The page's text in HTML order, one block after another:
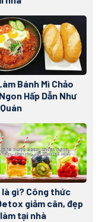
Bánh Mì Chảo
Hấp Dẫn Như
gì? Công thức
giảm cân, đẹp
tại nhà